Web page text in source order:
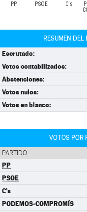
PP PSOE C's
RESUMEN DEL
Escrutado:
Votos contabilizados:
Abstenciones:
Votos nulos:
Votos en blanco:
VOTOS POR
PARTIDO
PP
PSOE
C's
PODEMOS-COMPROMÍS